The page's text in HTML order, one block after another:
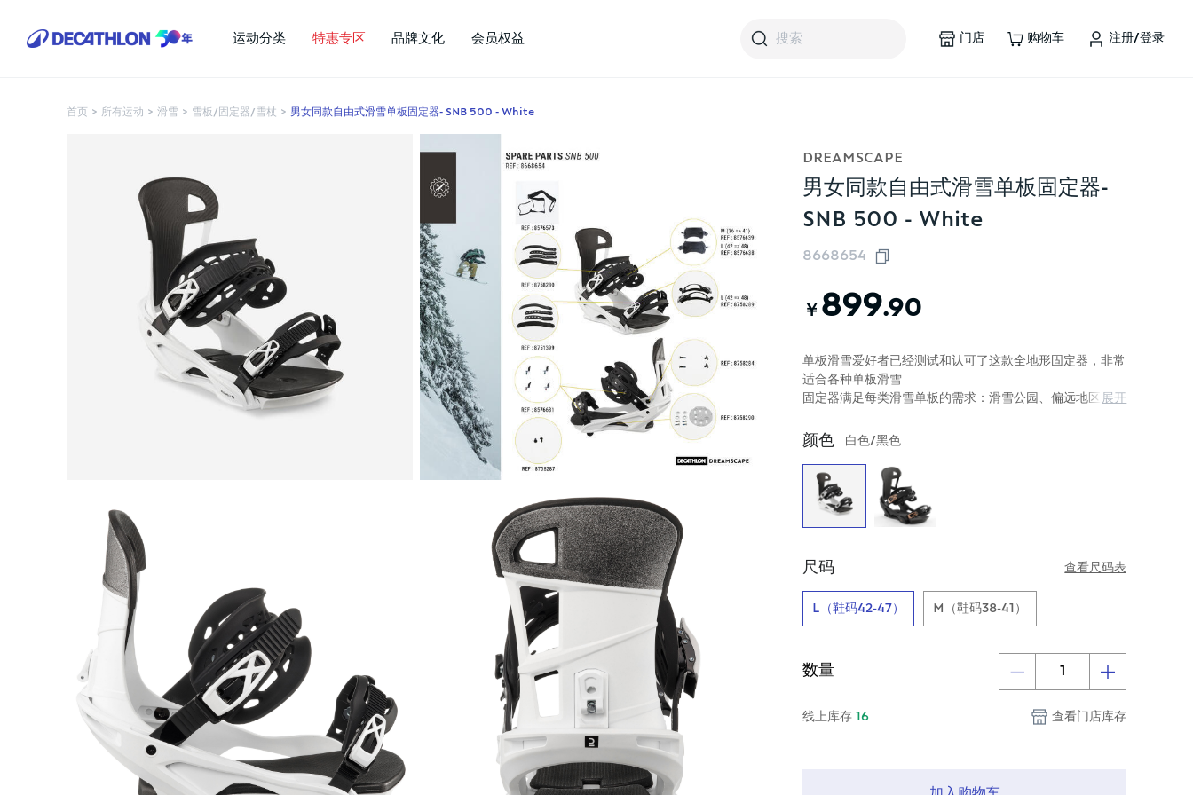
运动分类 特惠专区 品牌文化 会员权益 搜索 门店 购物车 注册/登录
首页 > 所有运动 > 滑雪 > 雪板/固定器/雪杖 > 男女同款自由式滑雪单板固定器- SNB 500 - White
DREAMSCAPE
男女同款自由式滑雪单板固定器-
SNB 500 - White
8668654
￥ 899.90
单板滑雪爱好者已经测试和认可了这款全地形固定器，非常
适合各种单板滑雪
固定器满足每类滑雪单板的需求：滑雪公园、偏远地区、雪
展开
颜色 白色/黑色
尺码 查看尺码表
L（鞋码42-47） M（鞋码38-41）
数量
线上库存16 查看门店库存